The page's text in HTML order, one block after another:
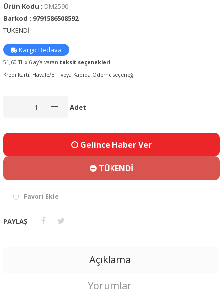
Ürün Kodu : DM2590
Barkod : 9791586508592
TÜKENDİ
Kargo Bedava
51,60 TL x 6 ay’a varan taksit seçenekleri
Kredi Kartı, Havale/EFT veya Kapıda Ödeme seçeneği
Adet
Gelince Haber Ver
TÜKENDİ
Favori Ekle
PAYLAŞ
Açıklama
Yorumlar